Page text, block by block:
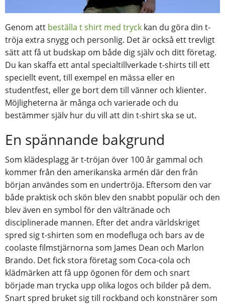
Genom att beställa t shirt med tryck kan du göra din t-
tröja extra snygg och personlig. Det är också ett trevligt
sätt att få ut budskap om både dig själv och ditt företag.
Du kan skaffa ett antal specialtillverkade t-shirts till ett
speciellt event, till exempel en mässa eller en
studentfest, eller ge bort dem till vänner och klienter.
Möjligheterna är många och varierade och du
bestämmer själv hur du vill att din t-shirt ska se ut.
En spännande bakgrund
Som klädesplagg är t-tröjan över 100 år gammal och
kommer från den amerikanska armén där den från
början användes som en undertröja. Eftersom den var
både praktisk och skön blev den snabbt populär och den
blev även en symbol för den vältränade och
disciplinerade mannen. Efter det andra världskriget
spred sig t-shirten som en modefluga och bars av de
coolaste filmstjärnorna som James Dean och Marlon
Brando. Det fick stora företag som Coca-cola och
klädmärken att få upp ögonen för dem och snart
började man trycka upp olika logos och bilder på dem.
Snart spred bruket sig till rockband och konstnärer som